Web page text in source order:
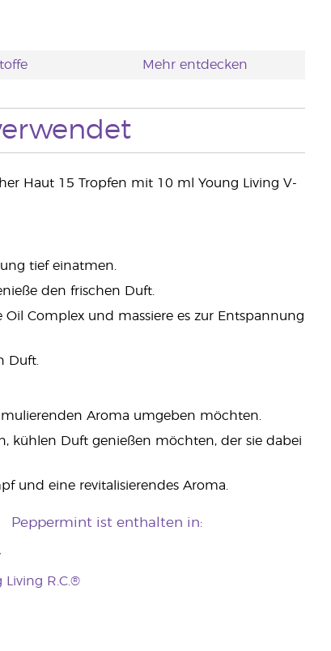
Mehr entdecken
Haut 15 Tropfen mit 10 ml Young Living V-
tief einatmen.
den frischen Duft.
Complex und massiere es zur Entspannung
Duft.
Aroma umgeben möchten.
kühlen Duft genießen möchten, der sie dabei
und eine revitalisierendes Aroma.
Peppermint ist enthalten in:
Living R.C.®